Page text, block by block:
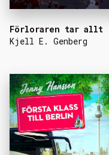
Förloraren tar allt
Kjell E. Genberg